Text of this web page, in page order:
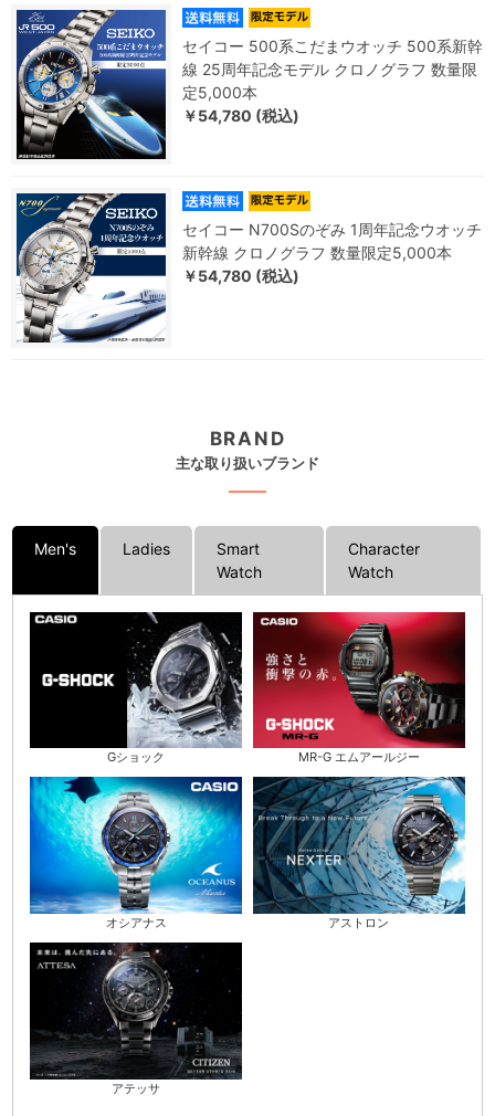
セイコー 500系こだまウオッチ 500系新幹
線 25周年記念モデル クロノグラフ 数量限
定5,000本
￥54,780 (税込)
セイコー N700Sのぞみ 1周年記念ウオッチ
新幹線 クロノグラフ 数量限定5,000本
￥54,780 (税込)
BRAND
主な取り扱いブランド
Men's Ladies
Smart
Watch
Character
Watch
Gショック MR-G エムアールジー
オシアナス アストロン
アテッサ